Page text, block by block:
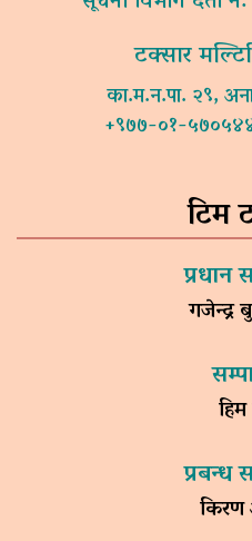
टक्सार
का.म.न.पा. २९,
+९७७-०१-
टिम
प्रधान
गजेन्द्र
हिम
प्रबन्ध
किरण